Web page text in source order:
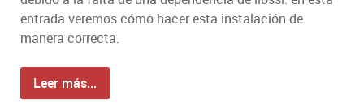
entrada veremos cómo hacer esta instalación de
manera correcta.
Leer más...